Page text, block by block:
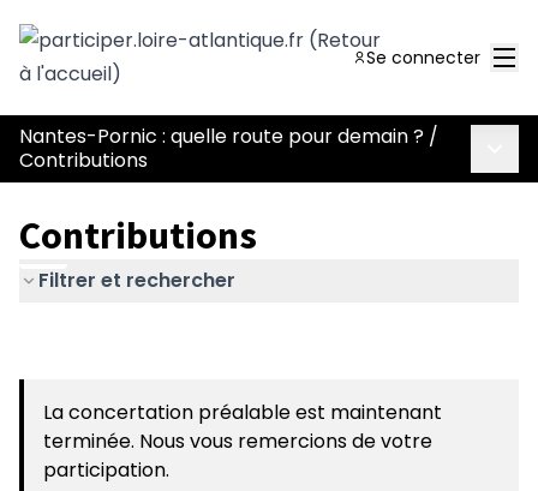
Se connecter
Nantes-Pornic : quelle route pour demain ? /
Contributions
Contributions
Filtrer et rechercher
La concertation préalable est maintenant
terminée. Nous vous remercions de votre
participation.